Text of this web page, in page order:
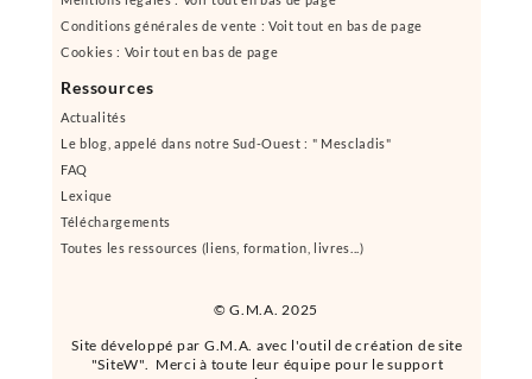
© G.M.A. 2025
Site développé par G.M.A. avec l'outil de création de site
"SiteW". Merci à toute leur équipe pour le support
Conditions générales de vente : Voit tout en bas de page
Cookies : Voir tout en bas de page
Ressources
Actualités
Le blog, appelé dans notre Sud-Ouest : " Mescladis"
FAQ
Lexique
Téléchargements
Toutes les ressources (liens, formation, livres...)